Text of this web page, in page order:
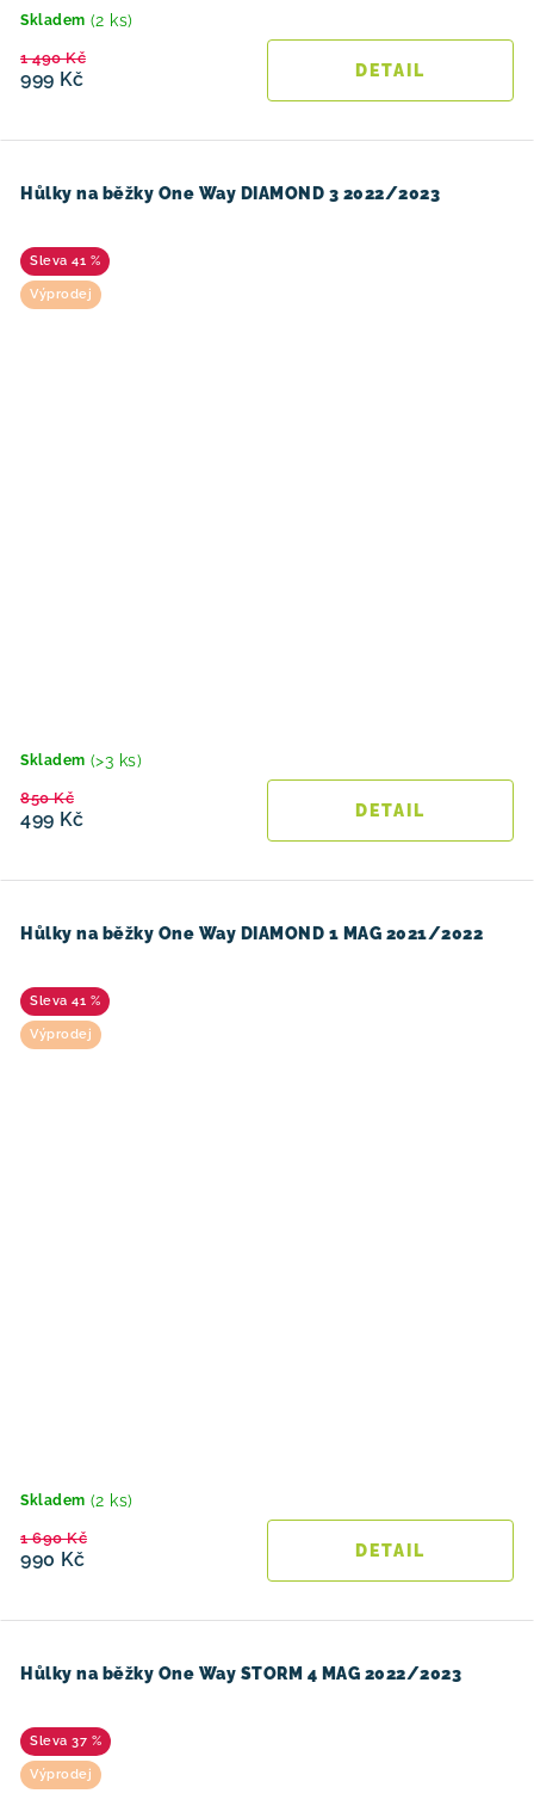
Skladem (2 ks)
999 Kč
1 490 Kč
Hůlky na běžky One Way DIAMOND 3 2022/2023
41 %
Výprodej
Skladem (>3 ks)
499 Kč
850 Kč
Hůlky na běžky One Way DIAMOND 1 MAG 2021/2022
41 %
Výprodej
Skladem (2 ks)
990 Kč
1 690 Kč
Hůlky na běžky One Way STORM 4 MAG 2022/2023
37 %
Výprodej